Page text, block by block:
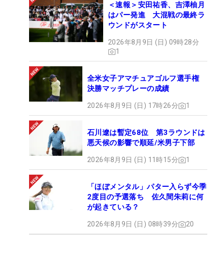
＜速報＞安田祐香、吉澤柚月
はパー発進 大混戦の最終ラ
ウンドがスタート
2026年8月9日 (日) 09時28分
1
全米女子アマチュアゴルフ選手権
決勝マッチプレーの成績
2026年8月9日 (日) 17時26分 1
石川遼は暫定68位 第3ラウンドは
悪天候の影響で順延/米男子下部
2026年8月9日 (日) 11時15分 1
「ほぼメンタル」パター入らず今季
2度目の予選落ち 佐久間朱莉に何
が起きている？
2026年8月9日 (日) 08時39分 20